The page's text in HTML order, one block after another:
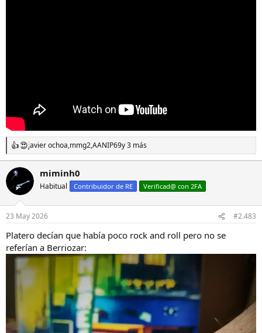
R
e
a
c
c
i
o
n
e
s
javier ochoa,mmg2,AANIP69y 3 más
miminh0
Habitual Contribuidor de RE Verificad@ con 2FA
23 May 2026 #2.483
Platero decían que había poco rock and roll pero no se
referían a Berriozar: